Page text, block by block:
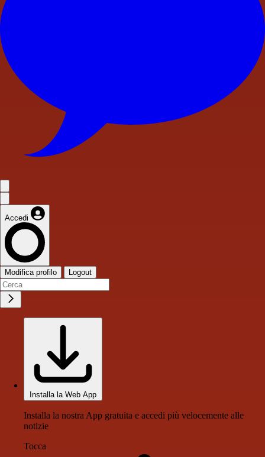
Accedi
Modifica profilo Logout
Installa la Web App
Installa la nostra App gratuita e accedi più velocemente alle
notizie
Tocca